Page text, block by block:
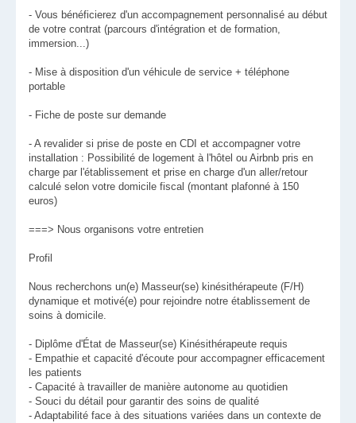
- Vous bénéficierez d'un accompagnement personnalisé au début
de votre contrat (parcours d'intégration et de formation,
immersion...)
- Mise à disposition d'un véhicule de service + téléphone
portable
- Fiche de poste sur demande
- A revalider si prise de poste en CDI et accompagner votre
installation : Possibilité de logement à l'hôtel ou Airbnb pris en
charge par l'établissement et prise en charge d'un aller/retour
calculé selon votre domicile fiscal (montant plafonné à 150
euros)
===> Nous organisons votre entretien
Profil
Nous recherchons un(e) Masseur(se) kinésithérapeute (F/H)
dynamique et motivé(e) pour rejoindre notre établissement de
soins à domicile.
- Diplôme d'État de Masseur(se) Kinésithérapeute requis
- Empathie et capacité d'écoute pour accompagner efficacement
les patients
- Capacité à travailler de manière autonome au quotidien
- Souci du détail pour garantir des soins de qualité
- Adaptabilité face à des situations variées dans un contexte de